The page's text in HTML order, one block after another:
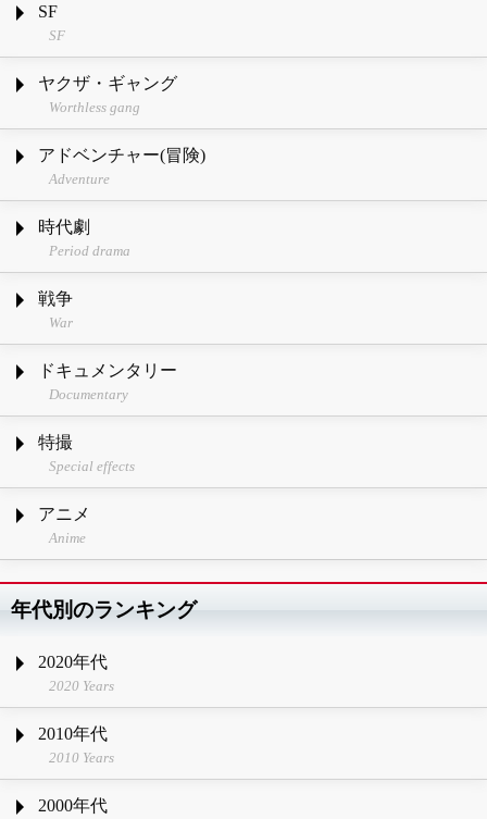
SF
SF
ヤクザ・ギャング
Worthless gang
アドベンチャー(冒険)
Adventure
時代劇
Period drama
戦争
War
ドキュメンタリー
Documentary
特撮
Special effects
アニメ
Anime
年代別のランキング
2020年代
2020 Years
2010年代
2010 Years
2000年代